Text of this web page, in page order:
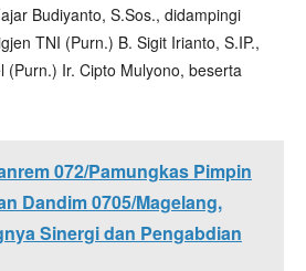
Budiyanto, S.Sos., didampingi
TNI (Purn.) B. Sigit Irianto, S.IP.,
(Purn.) Ir. Cipto Mulyono, beserta
072/Pamungkas Pimpin
Dandim 0705/Magelang,
Sinergi dan Pengabdian